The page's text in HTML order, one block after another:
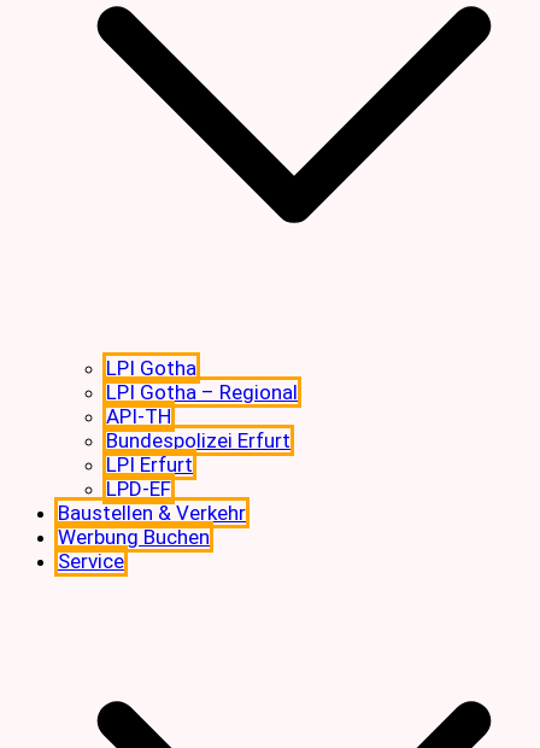
LPI Gotha
LPI Gotha – Regional
API-TH
Bundespolizei Erfurt
LPI Erfurt
LPD-EF
Baustellen & Verkehr
Werbung Buchen
Service